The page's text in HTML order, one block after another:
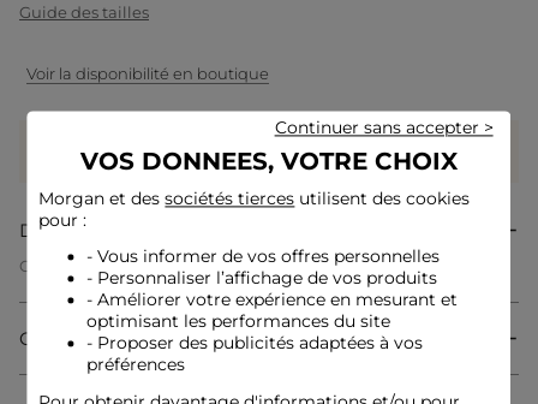
Guide des tailles
Voir la disponibilité en boutique
35 coeurs grâce à ce produit
Connectez-vous ou inscrivez-vous
Description
Cette robe courte en crêpe incarne une féminité sophistiquée
et moderne. Son col cache-coeur met délicatement en valeur
le décolleté, tandis que la ceinture souligne la taille pour
dessiner une silhouette harmonieuse. La fluidité de sa coupe
apporte légèreté et élégance à chaque mouvement, faisant
d'elle un incontournable du dressing chic.
Composition & Entretien
VOS DONNEES, VOTRE CHOIX
Morgan et dessociétés tierces utilisent des cookies
pour :
- Vous informer de vos offres personnelles
- Personnaliser l’affichage de vos produits
- Améliorer votre expérience en mesurant et
optimisant les performances du site
- Proposer des publicités adaptées à vos
préférences
Continuer sans accepter >